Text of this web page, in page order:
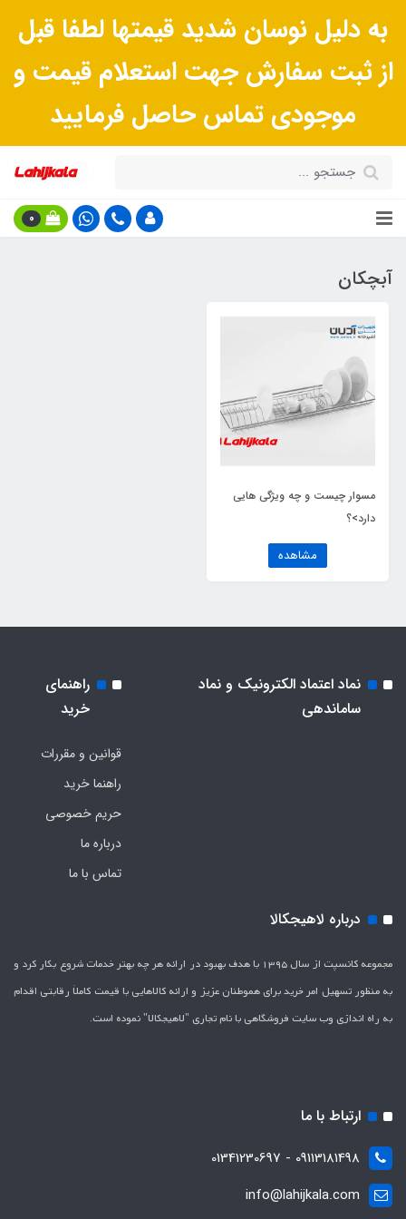
به دلیل نوسان شدید قیمتها لطفا قبل
از ثبت سفارش جهت استعلام قیمت و
موجودی تماس حاصل فرمایید
0
آبچکان
مسوار چیست و چه ویژگی هایی
دارد>؟
مشاهده
نماد اعتماد الکترونیک و نماد
ساماندهی
راهنمای
خرید
قوانین و مقررات
راهنما خرید
حریم خصوصی
درباره ما
تماس با ما
درباره لاهیجکالا
مجموعه کانسپت از سال 1395 با هدف بهبود در ارائه هر چه بهتر خدمات شروع بکار کرد و
به منظور تسهیل امر خرید برای هموطنان عزیز و ارائه کالاهایی با قیمت کاملاَ رقابتی اقدام
به راه اندازی وب سایت فروشگاهی با نام تجاری "لاهیج­کالا" نموده است.
ارتباط با ما
09113181498 - 01341230697
info@lahijkala.com